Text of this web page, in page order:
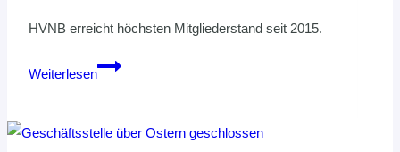
HVNB erreicht höchsten Mitgliederstand seit 2015.
Weiterlesen
Der
an